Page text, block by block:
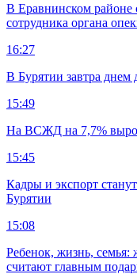
В Еравнинском
сотрудника органа
16:27
В Бурятии завтра
15:49
На ВСЖД на 7,7%
15:45
Кадры и экспорт
Бурятии
15:08
Ребенок, жизнь, семья:
считают главным